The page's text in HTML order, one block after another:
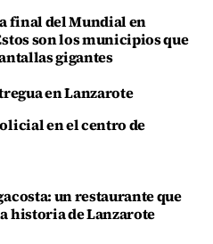
final del Mundial en
son los municipios que
gigantes
en Lanzarote
en el centro de
un restaurante que
historia de Lanzarote